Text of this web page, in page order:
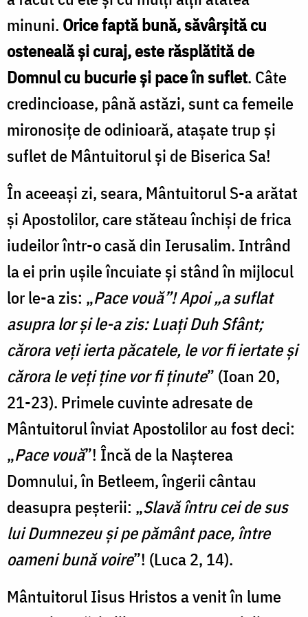
minuni. Orice faptă bună, săvârșită cu
osteneală și curaj, este răsplătită de
Domnul cu bucurie și pace în suflet. Câte
credincioase, până astăzi, sunt ca femeile
mironosițe de odinioară, atașate trup și
suflet de Mântuitorul și de Biserica Sa!
În aceeași zi, seara, Mântuitorul S-a arătat
și Apostolilor, care stăteau închiși de frica
iudeilor într-o casă din Ierusalim. Intrând
la ei prin ușile încuiate și stând în mijlocul
lor le-a zis: „Pace vouă”! Apoi „a suflat
asupra lor și le-a zis: Luați Duh Sfânt;
cărora veți ierta păcatele, le vor fi iertate și
cărora le veți ține vor fi ținute” (Ioan 20,
21-23). Primele cuvinte adresate de
Mântuitorul înviat Apostolilor au fost deci:
„Pace vouă”! Încă de la Nașterea
Domnului, în Betleem, îngerii cântau
deasupra peșterii: „Slavă întru cei de sus
lui Dumnezeu și pe pământ pace, între
oameni bună voire”! (Luca 2, 14).
Mântuitorul Iisus Hristos a venit în lume